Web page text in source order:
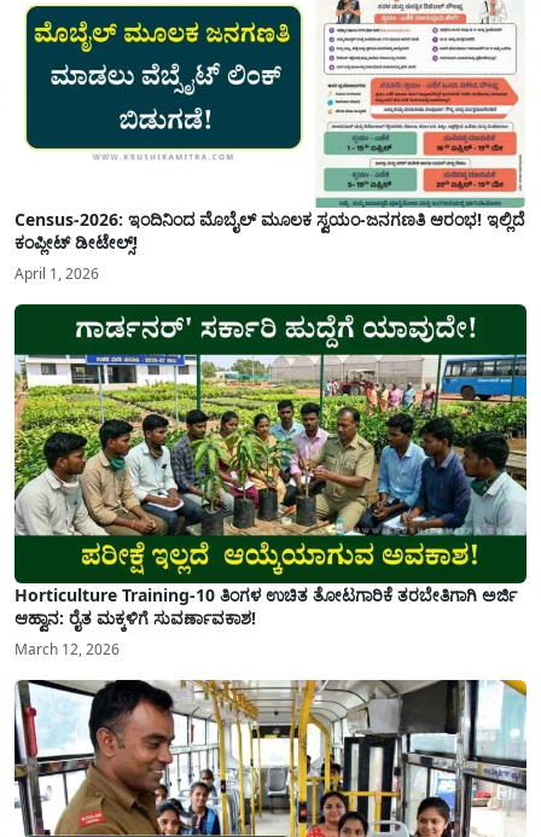
Census-2026: ಇಂದಿನಿಂದ ಮೊಬೈಲ್ ಮೂಲಕ ಸ್ವಯಂ-ಜನಗಣತಿ ಆರಂಭ! ಇಲ್ಲಿದೆ
ಕಂಪ್ಲೀಟ್ ಡೀಟೇಲ್ಸ್!
April 1, 2026
Horticulture Training-10 ತಿಂಗಳ ಉಚಿತ ತೋಟಗಾರಿಕೆ ತರಬೇತಿಗಾಗಿ ಅರ್ಜಿ
ಆಹ್ವಾನ: ರೈತ ಮಕ್ಕಳಿಗೆ ಸುವರ್ಣಾವಕಾಶ!
March 12, 2026